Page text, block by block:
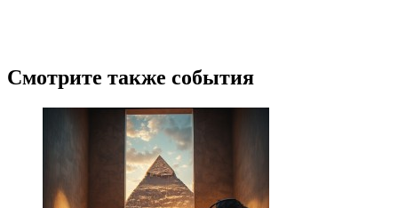
Смотрите также события